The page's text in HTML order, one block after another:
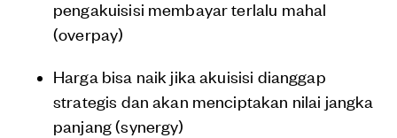
pengakuisisi membayar terlalu mahal
(overpay)
Harga bisa naik jika akuisisi dianggap
strategis dan akan menciptakan nilai jangka
panjang (synergy)